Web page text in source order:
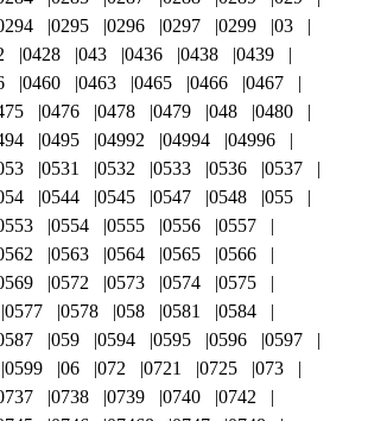
0295 0296 0297 0299
03
0428 043 0436 0438
0439
0460 0463 0465 0466
0467
0476 0478 0479 048
0480
0495 04992 04994
04996
0531 0532 0533 0536
0537
0544 0545 0547 0548
055
0554 0555 0556
0557
0563 0564 0565
0566
0572 0573 0574
0575
0577 0578 058 0581
0584
059 0594 0595 0596
0597
0599 06 072 0721 0725
073
0738 0739 0740
0742